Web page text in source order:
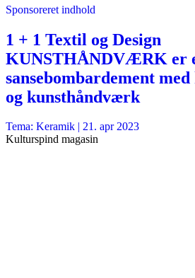
Sponsoreret indhold
1 + 1 Textil og Design
KUNSTHÅNDVÆRK er
sansebombardement
og kunsthåndværk
Tema: Keramik | 21. apr 2023
Kulturspind magasin